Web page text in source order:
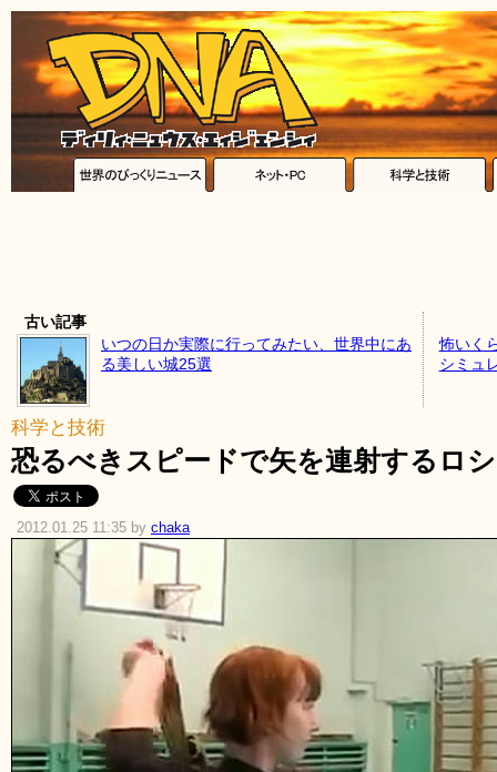
古い記事
いつの日か実際に行ってみたい、世界中にあ
る美しい城25選
怖いく
シミュ
科学と技術
恐るべきスピードで矢を連射するロ
2012.01.25 11:35 by chaka